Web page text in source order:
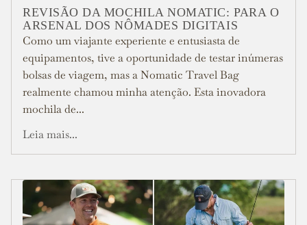
REVISÃO DA MOCHILA NOMATIC: PARA O
ARSENAL DOS NÔMADES DIGITAIS
Como um viajante experiente e entusiasta de
equipamentos, tive a oportunidade de testar inúmeras
bolsas de viagem, mas a Nomatic Travel Bag
realmente chamou minha atenção. Esta inovadora
mochila de...
Leia mais...